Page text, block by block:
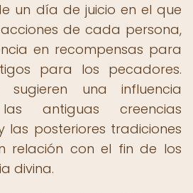
un día de juicio en el que
de cada persona,
en recompensas para
para los pecadores.
sugieren una influencia
antiguas creencias
las posteriores tradiciones
relación con el fin de los
divina.